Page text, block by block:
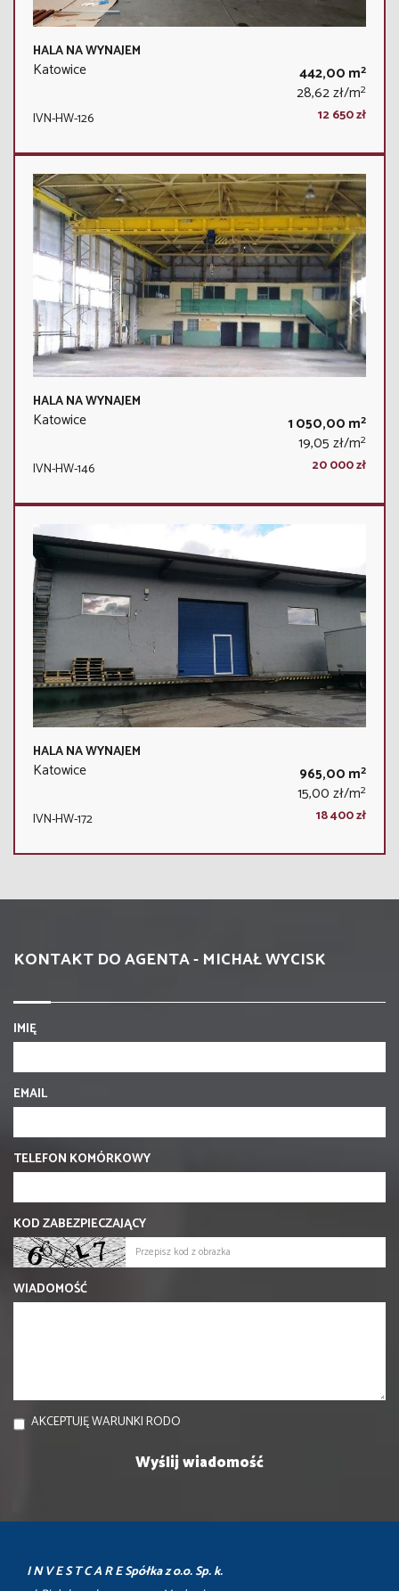
HALA NA WYNAJEM
Katowice 442,00 m2
28,62 zł/m2
IVN-HW-126 12 650 zł
HALA NA WYNAJEM
Katowice 1 050,00 m2
19,05 zł/m2
IVN-HW-146 20 000 zł
HALA NA WYNAJEM
Katowice 965,00 m2
15,00 zł/m2
IVN-HW-172 18 400 zł
KONTAKT DO AGENTA - MICHAŁ WYCISK
IMIĘ
EMAIL
TELEFON KOMÓRKOWY
KOD ZABEZPIECZAJĄCY
WIADOMOŚĆ
AKCEPTUJĘ WARUNKI RODO
I N V E S T C A R E Spółka z o.o. Sp. k.